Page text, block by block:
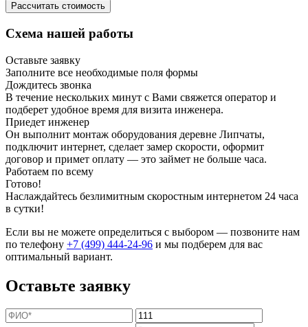
Рассчитать стоимость
Схема нашей работы
Оставьте заявку
Заполните все необходимые поля формы
Дождитесь звонка
В течение нескольких минут с Вами свяжется оператор и
подберет удобное время для визита инженера.
Приедет инженер
Он выполнит монтаж оборудования деревне Липчаты,
подключит интернет, сделает замер скорости, оформит
договор и примет оплату — это займет не больше часа.
Работаем по всему
Готово!
Наслаждайтесь безлимитным скоростным интернетом 24 часа
в сутки!
Если вы не можете определиться с выбором — позвоните нам
по телефону +7 (499) 444-24-96 и мы подберем для вас
оптимальный вариант.
Оставьте заявку